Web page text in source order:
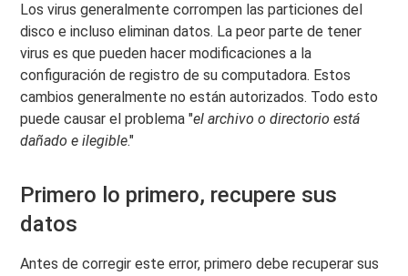
Los virus generalmente corrompen las particiones del
disco e incluso eliminan datos. La peor parte de tener
virus es que pueden hacer modificaciones a la
configuración de registro de su computadora. Estos
cambios generalmente no están autorizados. Todo esto
puede causar el problema "el archivo o directorio está
dañado e ilegible."
Primero lo primero, recupere sus
datos
Antes de corregir este error, primero debe recuperar sus